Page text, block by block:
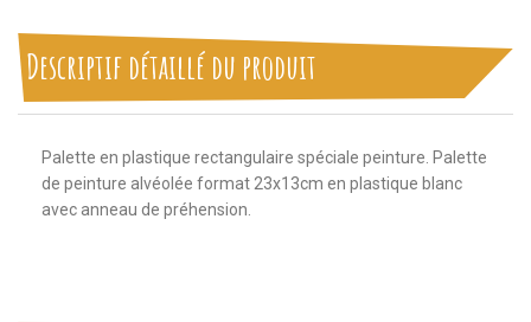
Descriptif détaillé du produit
Palette en plastique rectangulaire spéciale peinture. Palette
de peinture alvéolée format 23x13cm en plastique blanc
avec anneau de préhension.